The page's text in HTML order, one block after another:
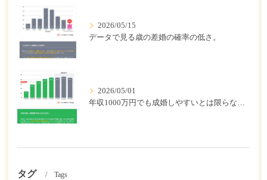
2026/05/15
データで見る歳の差婚の確率の低さ。
2026/05/01
年収1000万円でも成婚しやすいとは限らない? 「年収帯別の成婚率」のリアル
タグ Tags